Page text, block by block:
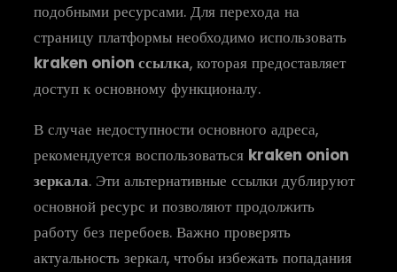
подобными ресурсами. Для перехода на
страницу платформы необходимо использовать
kraken onion ссылка, которая предоставляет
доступ к основному функционалу.
В случае недоступности основного адреса,
рекомендуется воспользоваться kraken onion
зеркала. Эти альтернативные ссылки дублируют
основной ресурс и позволяют продолжить
работу без перебоев. Важно проверять
актуальность зеркал, чтобы избежать попадания